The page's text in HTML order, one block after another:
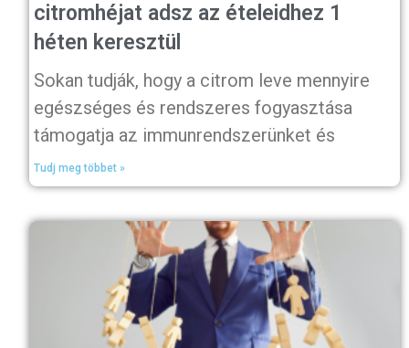
citromhéjat adsz az ételeidhez 1
héten keresztül
Sokan tudják, hogy a citrom leve mennyire
egészséges és rendszeres fogyasztása
támogatja az immunrendszerünket és
Tudj meg többet »